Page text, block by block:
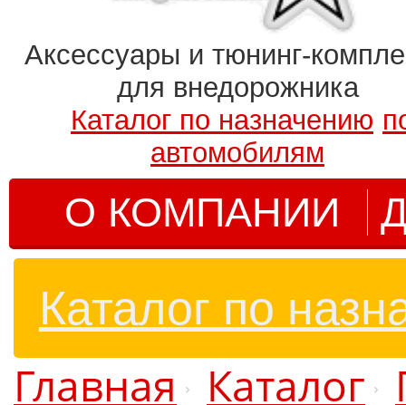
Аксессуары и тюнинг-
для внедорожника
Каталог по назначению
автомобилям
О КОМПАНИИ
Каталог по
Главная Каталог